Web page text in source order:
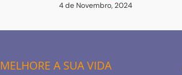
4 de Novembro, 2024
MELHORE A SUA VIDA